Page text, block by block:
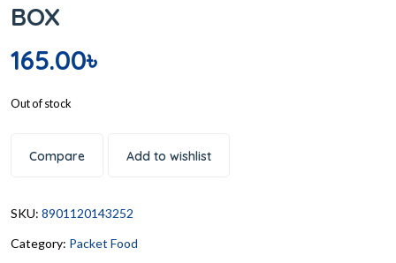
BOX
165.00৳
Out of stock
Compare Add to wishlist
SKU: 8901120143252
Category: Packet Food